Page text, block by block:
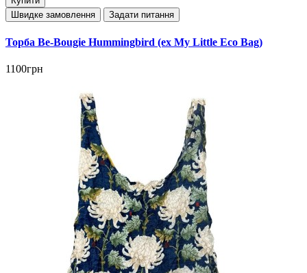
Швидке замовлення
Задати питання
Торба Be-Bougie Hummingbird (ex My Little Eco Bag)
1100грн